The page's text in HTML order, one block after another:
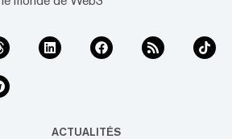
ACTUALITÉS